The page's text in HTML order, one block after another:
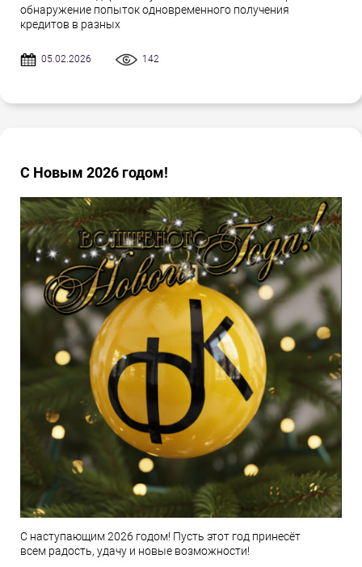
обнаружение попыток одновременного получения
кредитов в разных
05.02.2026 142
С Новым 2026 годом!
С наступающим 2026 годом! Пусть этот год принесёт
всем радость, удачу и новые возможности!